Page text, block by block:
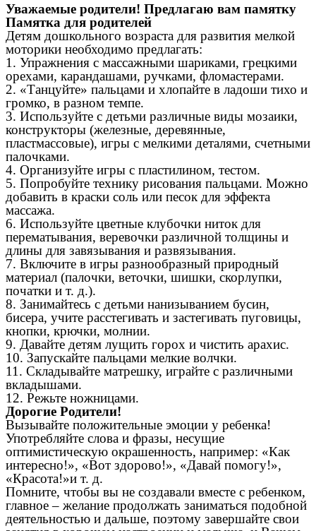
Уважаемые родители! Предлагаю вам памятку
Памятка для родителей
Детям дошкольного возраста для развития мелкой
моторики необходимо предлагать:
1. Упражнения с массажными шариками, грецкими
орехами, карандашами, ручками, фломастерами.
2. «Танцуйте» пальцами и хлопайте в ладоши тихо и
громко, в разном темпе.
3. Используйте с детьми различные виды мозаики,
конструкторы (железные, деревянные,
пластмассовые), игры с мелкими деталями, счетными
палочками.
4. Организуйте игры с пластилином, тестом.
5. Попробуйте технику рисования пальцами. Можно
добавить в краски соль или песок для эффекта
массажа.
6. Используйте цветные клубочки ниток для
перематывания, веревочки различной толщины и
длины для завязывания и развязывания.
7. Включите в игры разнообразный природный
материал (палочки, веточки, шишки, скорлупки,
початки и т. д.).
8. Занимайтесь с детьми нанизыванием бусин,
бисера, учите расстегивать и застегивать пуговицы,
кнопки, крючки, молнии.
9. Давайте детям лущить горох и чистить арахис.
10. Запускайте пальцами мелкие волчки.
11. Складывайте матрешку, играйте с различными
вкладышами.
12. Режьте ножницами.
Дорогие Родители!
Вызывайте положительные эмоции у ребенка!
Употребляйте слова и фразы, несущие
оптимистическую окрашенность, например: «Как
интересно!», «Вот здорово!», «Давай помогу!»,
«Красота!»и т. д.
Помните, чтобы вы не создавали вместе с ребенком,
главное – желание продолжать заниматься подобной
деятельностью и дальше, поэтому завершайте свои